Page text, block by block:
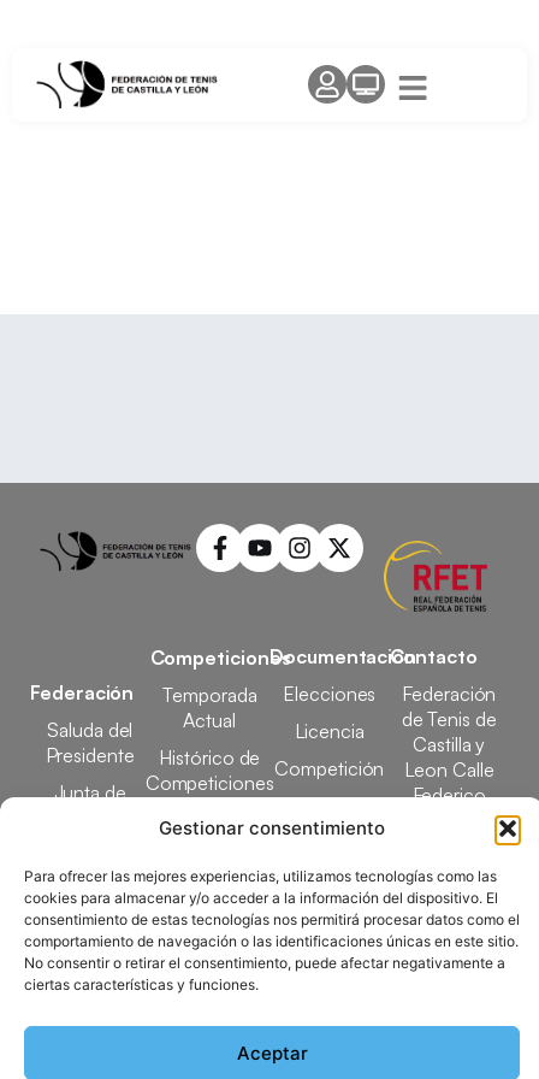
Gestionar consentimiento
Para ofrecer las mejores experiencias, utilizamos tecnologías como las
cookies para almacenar y/o acceder a la información del dispositivo. El
consentimiento de estas tecnologías nos permitirá procesar datos como el
comportamiento de navegación o las identificaciones únicas en este sitio.
No consentir o retirar el consentimiento, puede afectar negativamente a
ciertas características y funciones.
Aceptar
Federación
Saluda del
Presidente
Junta de
Elecciones
Clubes
Federados
Competiciones
Temporada
Actual
Histórico de
Competiciones
Designaciones
Documentación
Elecciones
Licencia
Competición
Docencia
Contacto
Federación
de Tenis de
Castilla y
Leon Calle
Federico
García Lorca,
Valladolid
983 24 94 26
Copyright © 2025 Federación de Tenis de Castilla y León |
Desarrollado por